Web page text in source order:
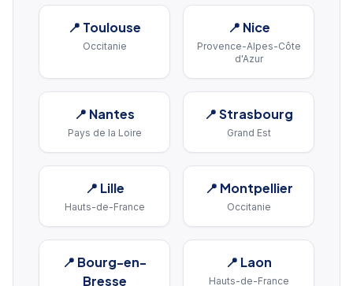
📍 Toulouse
Occitanie
📍 Nice
Provence-Alpes-Côte
d'Azur
📍 Nantes
Pays de la Loire
📍Strasbourg
Grand Est
📍 Lille
Hauts-de-France
📍 Montpellier
Occitanie
📍 Bourg-en-
Bresse
📍 Laon
Hauts-de-France